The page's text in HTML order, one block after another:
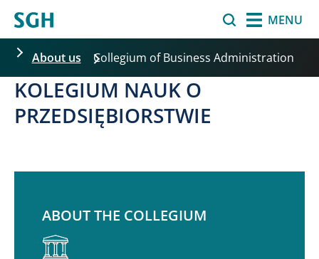
MENU
About us Collegium of Business Administration
KOLEGIUM NAUK O
PRZEDSIĘBIORSTWIE
ABOUT THE COLLEGIUM